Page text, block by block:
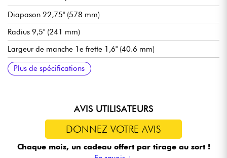
Diapason 22,75" (578 mm)
Radius 9,5" (241 mm)
Largeur de manche 1e frette 1,6" (40.6 mm)
Micros simple-bobinage Squier Standard Single-Coil Strat
Volume
Tonalité
Sélecteur micros 5x positions
Chevalet fixe Squier 6-Saddle Hardtail
Mécaniques bain d'huile Squier Standard Die-Cast
Sillet en os synthétique
Finition corps brillant
Finition manche satin
Tirants de cordes recommandés en accordage standard 9-46
Plus de spécifications
AVIS UTILISATEURS
DONNEZ VOTRE AVIS
Chaque mois, un cadeau offert par tirage au sort !